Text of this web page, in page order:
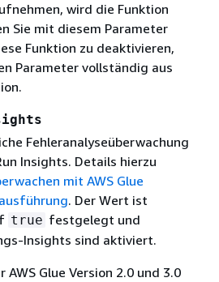
wird die Funktion
Sie mit diesem Parameter
Funktion zu deaktivieren,
Parameter vollständig aus
Fehleranalyseüberwachung
Insights. Details hierzu
mit AWS Glue
. Der Wert ist
true festgelegt und
Insights sind aktiviert.
Glue Version 2.0 und 3.0